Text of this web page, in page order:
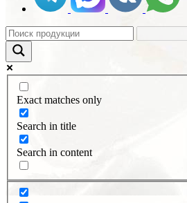
Exact matches only
Search in title
Search in content